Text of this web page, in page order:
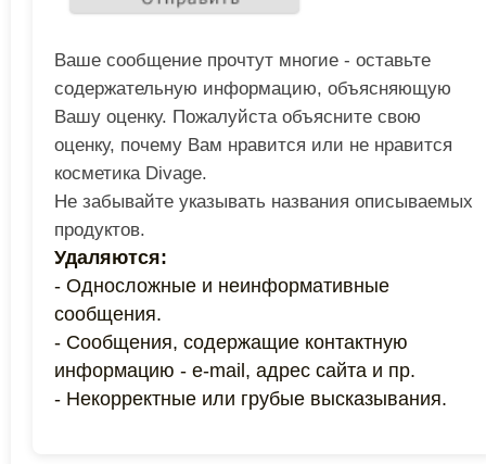
Ваше сообщение прочтут многие - оставьте
содержательную информацию, объясняющую
Вашу оценку. Пожалуйста объясните свою
оценку, почему Вам нравится или не нравится
косметика Divage.
Не забывайте указывать названия описываемых
продуктов.
Удаляются:
- Односложные и неинформативные
сообщения.
- Сообщения, содержащие контактную
информацию - e-mail, адрес сайта и пр.
- Некорректные или грубые высказывания.